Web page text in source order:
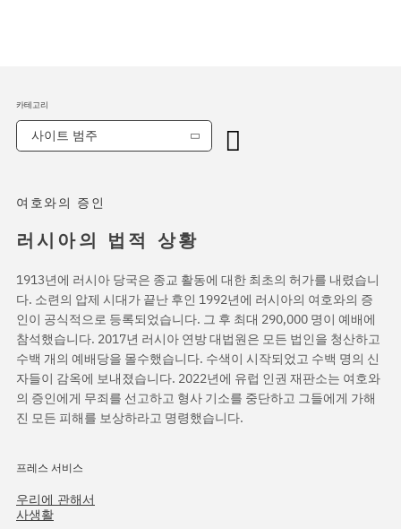
여호와의 증인
러시아의 법적 상황
1913년에 러시아 당국은 종교 활동에 대한 최초의 허가를 내렸습니
다. 소련의 압제 시대가 끝난 후인 1992년에 러시아의 여호와의 증
인이 공식적으로 등록되었습니다. 그 후 최대 290,000 명이 예배에
참석했습니다. 2017년 러시아 연방 대법원은 모든 법인을 청산하고
수백 개의 예배당을 몰수했습니다. 수색이 시작되었고 수백 명의 신
자들이 감옥에 보내졌습니다. 2022년에 유럽 인권 재판소는 여호와
의 증인에게 무죄를 선고하고 형사 기소를 중단하고 그들에게 가해
진 모든 피해를 보상하라고 명령했습니다.
프레스 서비스
우리에 관해서
사생활
카테고리
사이트 범주